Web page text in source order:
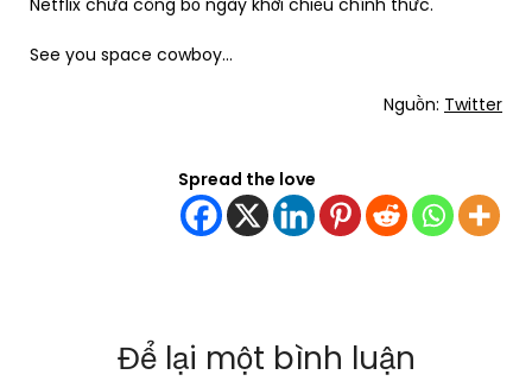
Netflix chưa công bố ngày khởi chiếu chính thức.
See you space cowboy…
Nguồn: Twitter
Spread the love
Để lại một bình luận